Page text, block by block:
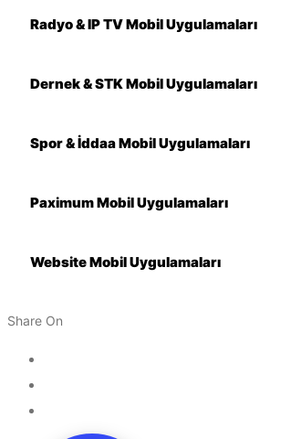
Radyo & IP TV Mobil Uygulamaları
Dernek & STK Mobil Uygulamaları
Spor & İddaa Mobil Uygulamaları
Paximum Mobil Uygulamaları
Website Mobil Uygulamaları
Share On